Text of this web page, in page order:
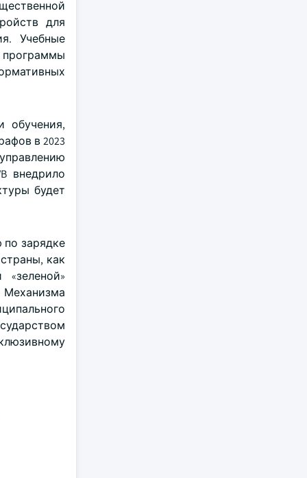
для
Учебные
программы
обучения,
в 2023
внедрило
будет
зарядке
как